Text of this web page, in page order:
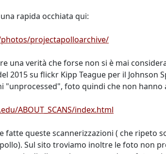
rapida occhiata qui:
projectapolloarchive/
una verità che forse non si è mai
2015 su flickr Kipp Teague per il Johnson
"unprocessed", foto quindi che non
ABOUT_SCANS/index.html
fatte queste scannerizzazioni ( che ripeto
Sul sito troviamo inoltre le foto non